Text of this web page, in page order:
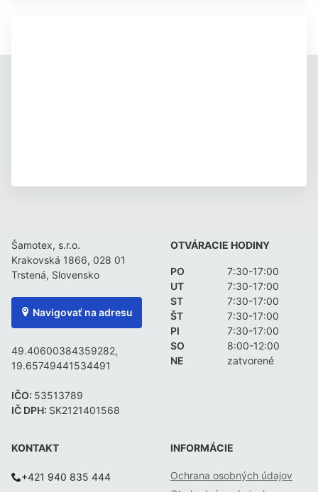
Šamotex, s.r.o.
Krakovská 1866, 028 01
Trstená, Slovensko
Navigovať na adresu
49.40600384359282,
19.65749441534491
IČO: 53513789
IČ DPH: SK2121401568
OTVÁRACIE HODINY
PO
7:30-17:00
UT
7:30-17:00
ST
7:30-17:00
ŠT
7:30-17:00
PI
7:30-17:00
SO
8:00-12:00
NE
zatvorené
KONTAKT
+421 940 835 444
INFORMÁCIE
Ochrana osobných údajov